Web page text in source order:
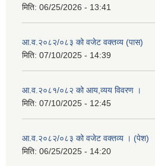
मिति: 06/25/2026 - 13:41
आ.व.२०८२/०८३ को वजेट वक्तव्य (पास)
मिति: 07/10/2025 - 14:39
आ.व.२०८१/०८२ को आय,व्यय विवरण ।
मिति: 07/10/2025 - 12:45
आ.व.२०८२/०८३ को वजेट वक्तव्य । (पेश)
मिति: 06/25/2025 - 14:20